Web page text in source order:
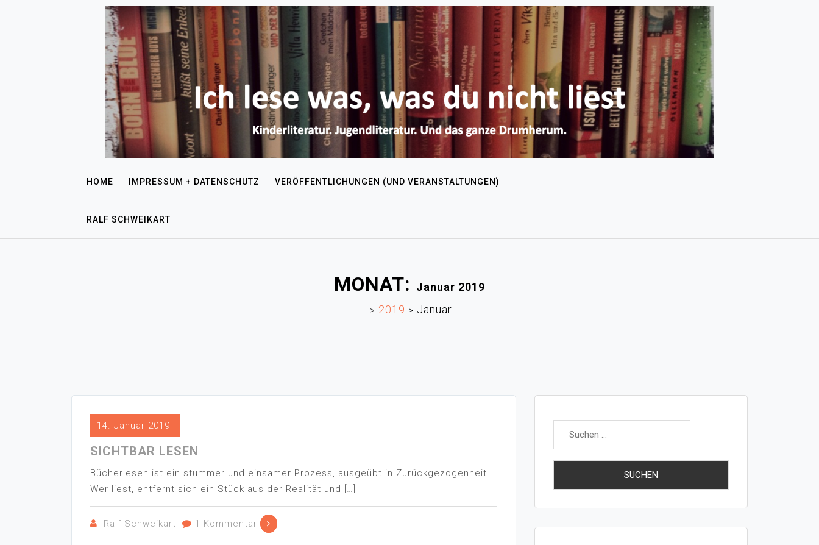
HOME IMPRESSUM + DATENSCHUTZ VERÖFFENTLICHUNGEN (UND VERANSTALTUNGEN)
RALF SCHWEIKART
MONAT: Januar 2019
> 2019 > Januar
14. Januar 2019
SICHTBAR LESEN
Bücherlesen ist ein stummer und einsamer Prozess, ausgeübt in Zurückgezogenheit.
Wer liest, entfernt sich ein Stück aus der Realität und […]
Ralf Schweikart 1 Kommentar